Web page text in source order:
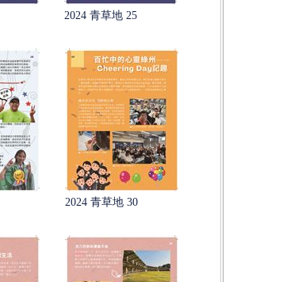
2024 青草地 25
2024 青草地 30